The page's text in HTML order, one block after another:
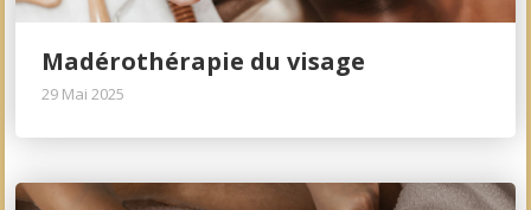
Madérothérapie du visage
29 Mai 2025